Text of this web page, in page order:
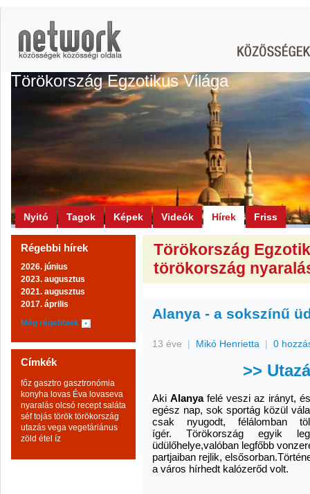
Törökország Egzotikus Világa
Nyitó Tagok Képek Videók Hírek Friss
Régebbi hírek
2026. június
2023. augusztus
2021. augusztus
2017. április
Még régebbiek
Címkék
főz gasztro gasztronómia
konyha lovas Éva lovaseva
nyaralás olcsó recept saláta
séf tojás török törökország
utazás vega vegetáriánus
zöld étel íz
Törökország
törökország
Alanya - a sokszínű
13 éve | Mikó Henrietta | 0
>>
Aki Alanyafelé veszi az irányt,
egész nap, sok sportág közül
csak nyugodt, félálomban
ígér. Törökország egyik
üdülőhelye,valóban legfőbb
partjaiban rejlik,
a város hírhedt kalózerőd volt.